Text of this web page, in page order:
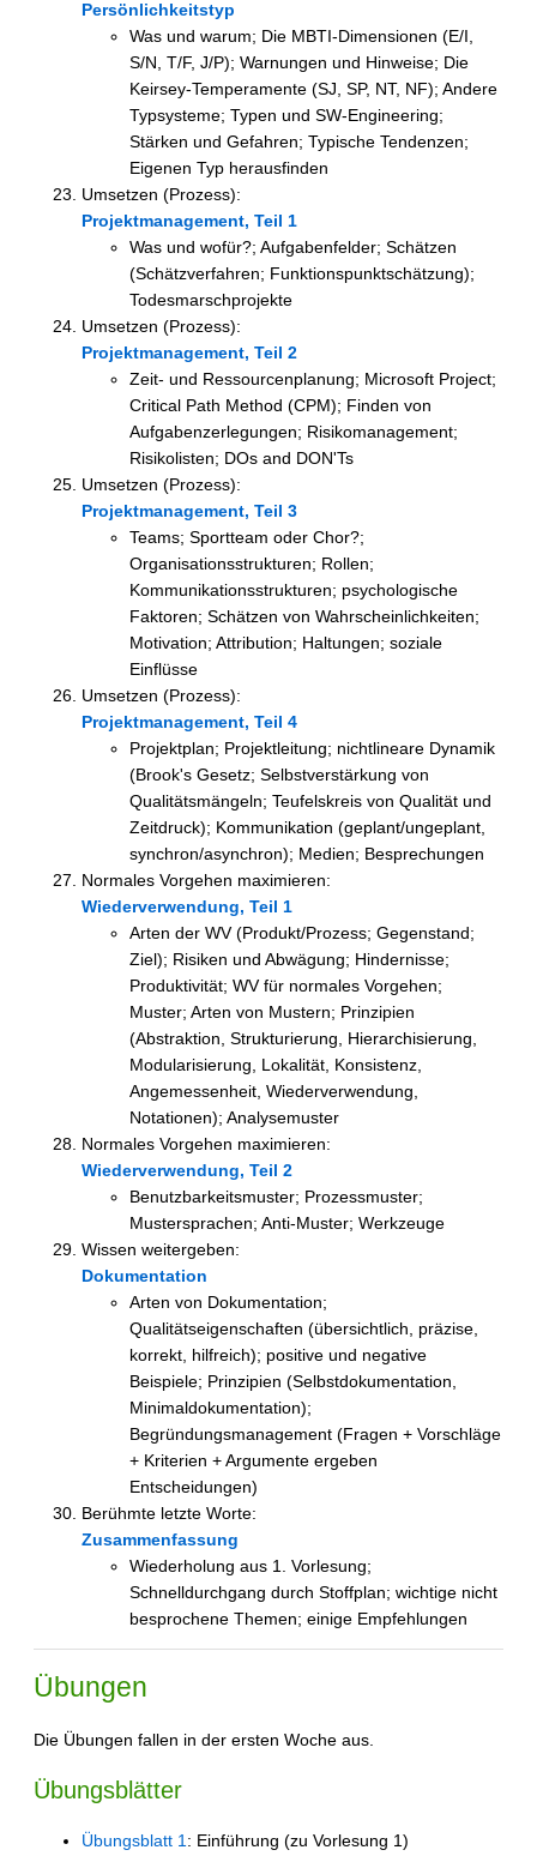
Persönlichkeitstyp
Was und warum; Die MBTI-Dimensionen (E/I,
S/N, T/F, J/P); Warnungen und Hinweise; Die
Keirsey-Temperamente (SJ, SP, NT, NF); Andere
Typsysteme; Typen und SW-Engineering;
Stärken und Gefahren; Typische Tendenzen;
Eigenen Typ herausfinden
Umsetzen (Prozess):
Projektmanagement, Teil 1
Was und wofür?; Aufgabenfelder; Schätzen
(Schätzverfahren; Funktionspunktschätzung);
Todesmarschprojekte
Umsetzen (Prozess):
Projektmanagement, Teil 2
Zeit- und Ressourcenplanung; Microsoft Project;
Critical Path Method (CPM); Finden von
Aufgabenzerlegungen; Risikomanagement;
Risikolisten; DOs and DON'Ts
Umsetzen (Prozess):
Projektmanagement, Teil 3
Teams; Sportteam oder Chor?;
Organisationsstrukturen; Rollen;
Kommunikationsstrukturen; psychologische
Faktoren; Schätzen von Wahrscheinlichkeiten;
Motivation; Attribution; Haltungen; soziale
Einflüsse
Umsetzen (Prozess):
Projektmanagement, Teil 4
Projektplan; Projektleitung; nichtlineare Dynamik
(Brook's Gesetz; Selbstverstärkung von
Qualitätsmängeln; Teufelskreis von Qualität und
Zeitdruck); Kommunikation (geplant/ungeplant,
synchron/asynchron); Medien; Besprechungen
Normales Vorgehen maximieren:
Wiederverwendung, Teil 1
Arten der WV (Produkt/Prozess; Gegenstand;
Ziel); Risiken und Abwägung; Hindernisse;
Produktivität; WV für normales Vorgehen;
Muster; Arten von Mustern; Prinzipien
(Abstraktion, Strukturierung, Hierarchisierung,
Modularisierung, Lokalität, Konsistenz,
Angemessenheit, Wiederverwendung,
Notationen); Analysemuster
Normales Vorgehen maximieren:
Wiederverwendung, Teil 2
Benutzbarkeitsmuster; Prozessmuster;
Mustersprachen; Anti-Muster; Werkzeuge
Wissen weitergeben:
Dokumentation
Arten von Dokumentation;
Qualitätseigenschaften (übersichtlich, präzise,
korrekt, hilfreich); positive und negative
Beispiele; Prinzipien (Selbstdokumentation,
Minimaldokumentation);
Begründungsmanagement (Fragen + Vorschläge
+ Kriterien + Argumente ergeben
Entscheidungen)
Berühmte letzte Worte:
Zusammenfassung
Wiederholung aus 1. Vorlesung;
Schnelldurchgang durch Stoffplan; wichtige nicht
besprochene Themen; einige Empfehlungen
Übungen
Die Übungen fallen in der ersten Woche aus.
Übungsblätter
Übungsblatt 1 : Einführung (zu Vorlesung 1)